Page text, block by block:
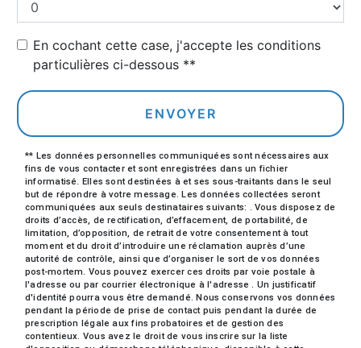
En cochant cette case, j'accepte les conditions
particulières ci-dessous **
ENVOYER
** Les données personnelles communiquées sont nécessaires aux
fins de vous contacter et sont enregistrées dans un fichier
informatisé. Elles sont destinées à et ses sous-traitants dans le seul
but de répondre à votre message. Les données collectées seront
communiquées aux seuls destinataires suivants: . Vous disposez de
droits d’accès, de rectification, d’effacement, de portabilité, de
limitation, d’opposition, de retrait de votre consentement à tout
moment et du droit d’introduire une réclamation auprès d’une
autorité de contrôle, ainsi que d’organiser le sort de vos données
post-mortem. Vous pouvez exercer ces droits par voie postale à
l'adresse ou par courrier électronique à l'adresse . Un justificatif
d'identité pourra vous être demandé. Nous conservons vos données
pendant la période de prise de contact puis pendant la durée de
prescription légale aux fins probatoires et de gestion des
contentieux. Vous avez le droit de vous inscrire sur la liste